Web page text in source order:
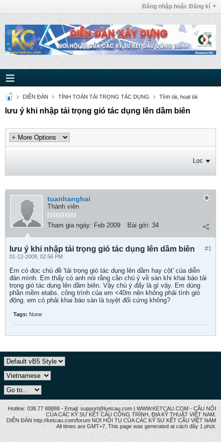
Đăng nhập hoặc Đăng kí
DIỄN ĐÀN TÍNH TOÁN TẢI TRỌNG TÁC DỤNG Tĩnh tải, hoạt tải
lưu ý khi nhập tải trọng gió tác dụng lên dầm biên
Lọc
tuanhanghai
Thành viên
Tham gia ngày: Feb 2009 Bài gởi: 34
#1
lưu ý khi nhập tải trọng gió tác dụng lên dầm biên
01-12-2009, 02:56 PM
Em có đọc chủ đề 'tải trọng gió tác dụng lên dầm hay cột' của diễn
đàn mình. Em thấy có anh nói rằng cần chú ý về sàn khi khai báo tải
trọng gió tác dụng lên dầm biên. Vậy chú ý đấy là gì vậy. Em dùng
phần mềm etabs. công trình của em <40m nên không phải tính gió
động. em có phải khai báo sàn là tuyệt đối cứng không?
Tags: None
Hotline: 038.77 88888 - Email: support@ketcau.com | WWW.KETCAU.COM - CẦU NỐI
CỦA CÁC KỸ SƯ KẾT CẤU CÔNG TRÌNH, ĐỊA KỸ THUẬT VIỆT NAM.
DIỄN ĐÀN http://ketcau.com/forum NƠI HỘI TỤ CỦA CÁC KỸ SƯ KẾT CÂU VIỆT NAM
All times are GMT+7. This page was generated at cách đây 1 phút.